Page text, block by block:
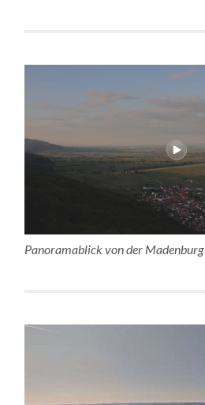
Panoramablick von der Madenburg